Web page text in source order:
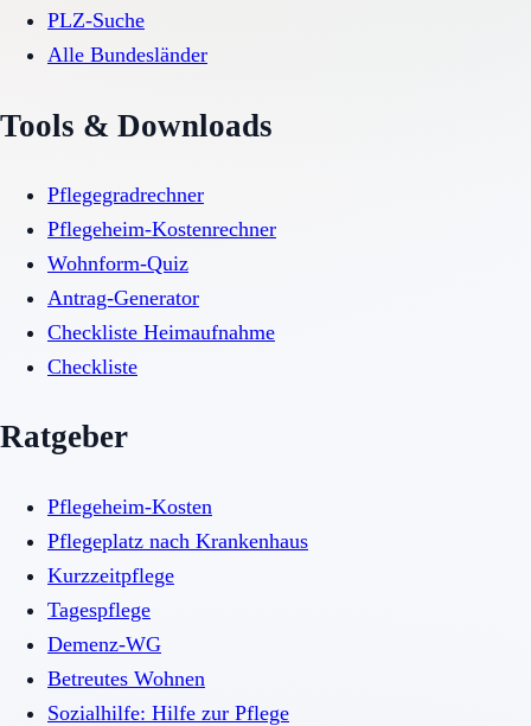
PLZ-Suche
Alle Bundesländer
Tools & Downloads
Pflegegradrechner
Pflegeheim-Kostenrechner
Wohnform-Quiz
Antrag-Generator
Checkliste Heimaufnahme
Checkliste
Ratgeber
Pflegeheim-Kosten
Pflegeplatz nach Krankenhaus
Kurzzeitpflege
Tagespflege
Demenz-WG
Betreutes Wohnen
Sozialhilfe: Hilfe zur Pflege